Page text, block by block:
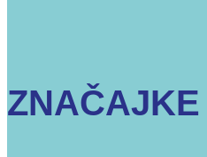
ZNAČAJKE